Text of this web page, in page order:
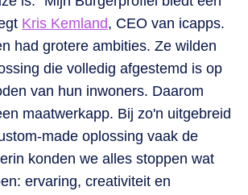
Kris Kemland, CEO van icapps.
had grotere ambities. Ze wilden
die volledig afgestemd is op
van hun inwoners. Daarom
maatwerkapp. Bij zo'n uitgebreid
made oplossing vaak de
konden we alles stoppen wat
ervaring, creativiteit en